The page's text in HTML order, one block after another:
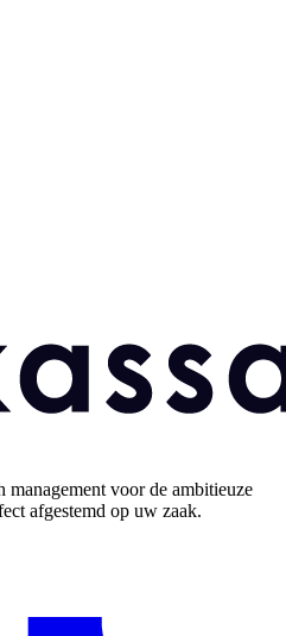
management voor de ambitieuze
afgestemd op uw zaak.